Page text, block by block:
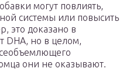
могут повлиять,
системы или повысить
это доказано в
DHA, но в целом,
они не оказывают.